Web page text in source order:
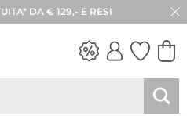
DA € 129,- E RESI